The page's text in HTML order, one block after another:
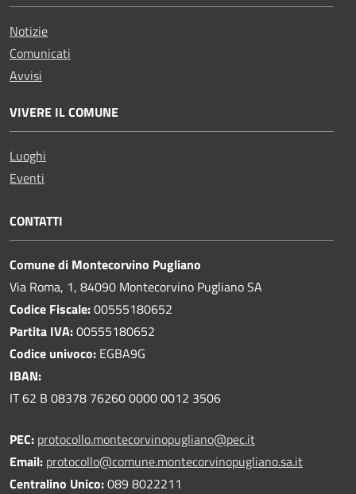
Notizie
Comunicati
Avvisi
VIVERE IL COMUNE
Luoghi
Eventi
CONTATTI
Comune di Montecorvino Pugliano
Via Roma, 1, 84090 Montecorvino Pugliano SA
Codice Fiscale:00555180652
Partita IVA:00555180652
Codice univoco: EGBA9G
IBAN:
IT 62 B 08378 76260 0000 0012 3506
PEC: protocollo.montecorvinopugliano@pec.it
Email: protocollo@comune.montecorvinopugliano.sa.it
Centralino Unico:089 8022211